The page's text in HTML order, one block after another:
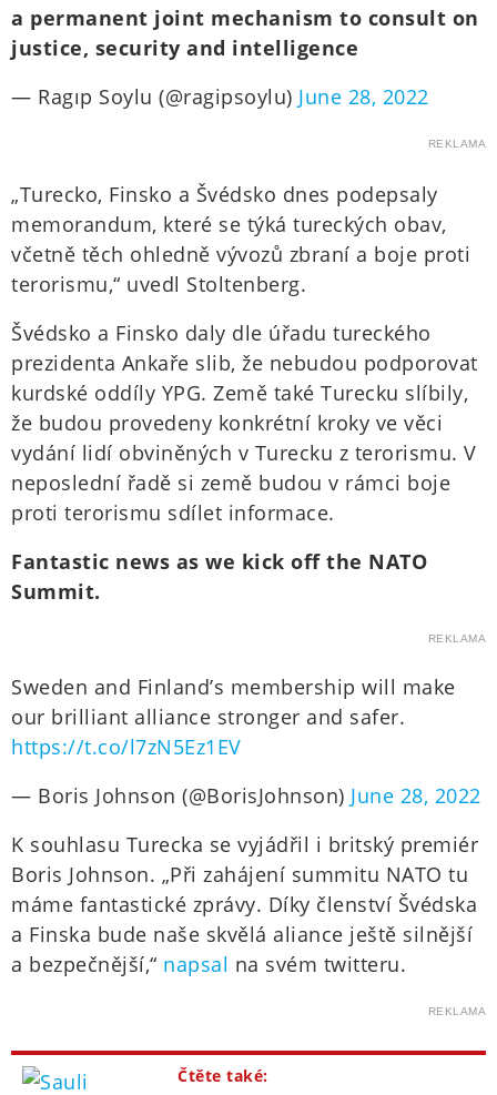
a permanent joint mechanism to consult on
justice, security and intelligence
— Ragıp Soylu (@ragipsoylu) June 28, 2022
REKLAMA
„Turecko, Finsko a Švédsko dnes podepsaly
memorandum, které se týká tureckých obav,
včetně těch ohledně vývozů zbraní a boje proti
terorismu,“ uvedl Stoltenberg.
Švédsko a Finsko daly dle úřadu tureckého
prezidenta Ankaře slib, že nebudou podporovat
kurdské oddíly YPG. Země také Turecku slíbily,
že budou provedeny konkrétní kroky ve věci
vydání lidí obviněných v Turecku z terorismu. V
neposlední řadě si země budou v rámci boje
proti terorismu sdílet informace.
Fantastic news as we kick off the NATO
Summit.
REKLAMA
Sweden and Finland’s membership will make
our brilliant alliance stronger and safer.
https://t.co/l7zN5Ez1EV
— Boris Johnson (@BorisJohnson) June 28, 2022
K souhlasu Turecka se vyjádřil i britský premiér
Boris Johnson. „Při zahájení summitu NATO tu
máme fantastické zprávy. Díky členství Švédska
a Finska bude naše skvělá aliance ještě silnější
a bezpečnější,“ napsal na svém twitteru.
REKLAMA
Čtěte také: